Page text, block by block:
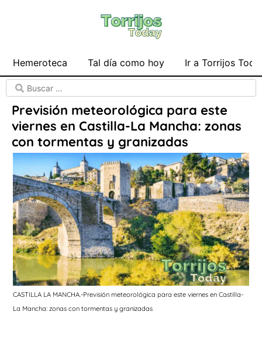
Hemeroteca Tal día como hoy Ir a Torrijos
Previsión meteorológica para este
viernes en Castilla-La Mancha: zonas
con tormentas y granizadas
CASTILLA LA MANCHA.-Previsión meteorológica para este viernes en Castilla-
La Mancha: zonas con tormentas y granizadas